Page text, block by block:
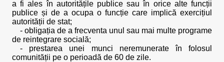
a fi ales în autoritățile publice sau în orice alte funcții
publice și de a ocupa o funcție care implică exercițiul
autorității de stat;
- obligația de a frecventa unul sau mai multe programe
de reintegrare socială;
- prestarea unei munci neremunerate în folosul
comunității pe o perioadă de 60 de zile.